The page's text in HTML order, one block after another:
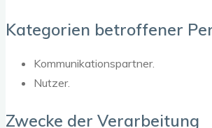
Kategorien betroffener
Kommunikationspartner.
Nutzer.
Zwecke der Verarbeitung